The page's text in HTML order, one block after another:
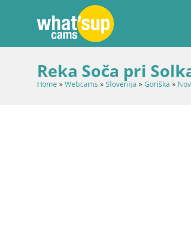
Reka Soča pri
Home » Webcams » Slovenija » Goriška »